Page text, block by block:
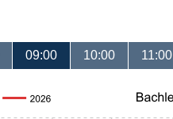
09:00 10:00 11:00